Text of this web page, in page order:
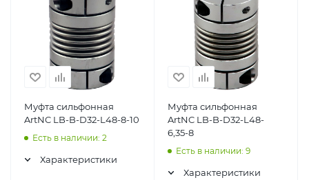
Муфта сильфонная
ArtNC LB-B-D32-L48-8-10
Есть в наличии: 2
Характеристики
Муфта сильфонная
ArtNC LB-B-D32-L48-
6,35-8
Есть в наличии: 9
Характеристики